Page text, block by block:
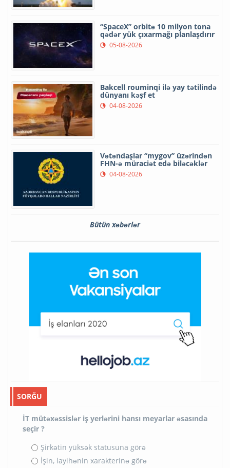
“SpaceX” orbitə 10 milyon tona
qədər yük çıxarmağı planlaşdırır
05-08-2026
Bakcell rouminqi ilə yay tətilində
dünyanı kəşf et
04-08-2026
Vətəndaşlar “mygov” üzərindən
FHN-ə müraciət edə biləcəklər
04-08-2026
Bütün xəbərlər
SORĞU
İT mütəxəssislər iş yerlərini hansı meyarlar əsasında
seçir ?
Şirkətin yüksək statusuna görə
İşin, layihənin xarakterinə görə